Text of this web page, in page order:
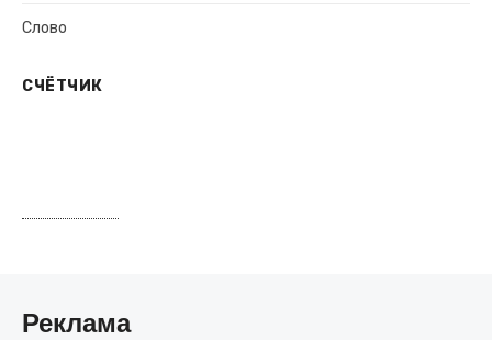
Слово
СЧЁТЧИК
Реклама